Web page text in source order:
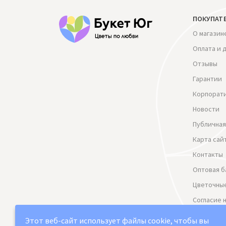
О
Оплата и
Отзывы
Гарантии
Новости
Карта
Контакты
Оптовая
Согласие
данных
Политика
Этот веб-сайт использует файлы cookie, чтобы вы